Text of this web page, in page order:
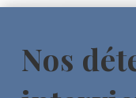
Nos